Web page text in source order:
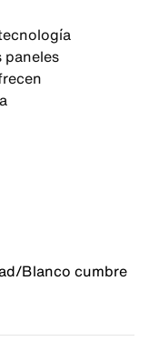
paneles
Blanco cumbre